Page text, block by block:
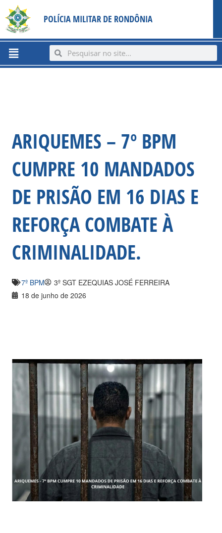
content
para
conteúdo
POLÍCIA MILITAR DE RONDÔNIA
Menu SearchSearch
ARIQUEMES – 7º BPM
CUMPRE 10 MANDADOS
DE PRISÃO EM 16 DIAS E
REFORÇA COMBATE À
CRIMINALIDADE.
7º BPM
3º SGT EZEQUIAS JOSÉ FERREIRA
18 de junho de 2026